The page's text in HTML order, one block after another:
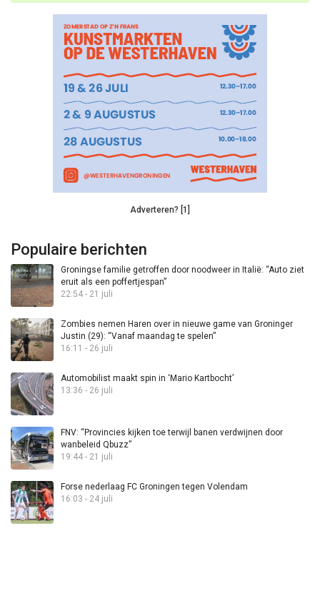
Adverteren? [1]
Populaire berichten
Groningse familie getroffen door noodweer in Italië: “Auto ziet
eruit als een poffertjespan”
22:54 - 21 juli
Zombies nemen Haren over in nieuwe game van Groninger
Justin (29): “Vanaf maandag te spelen”
16:11 - 26 juli
Automobilist maakt spin in ‘Mario Kartbocht’
13:36 - 26 juli
FNV: “Provincies kijken toe terwijl banen verdwijnen door
wanbeleid Qbuzz”
19:44 - 21 juli
Forse nederlaag FC Groningen tegen Volendam
16:03 - 24 juli